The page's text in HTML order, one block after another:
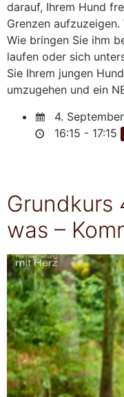
darauf, Ihrem Hund
Grenzen
Wie bringen Sie ihm
laufen oder sich
Sie Ihrem jungen
umzugehen und ein
4.
16:15 - 17:15
Grundkurs
was –